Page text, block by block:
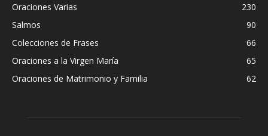
Oraciones Varias
230
Salmos
90
Colecciones de Frases
66
Oraciones a la Virgen María
65
Oraciones de Matrimonio y Familia
62